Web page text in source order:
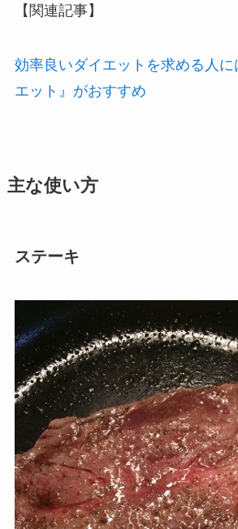
【関連記事】
効率良いダイエットを求める人に
エット』がおすすめ
主な使い方
ステーキ